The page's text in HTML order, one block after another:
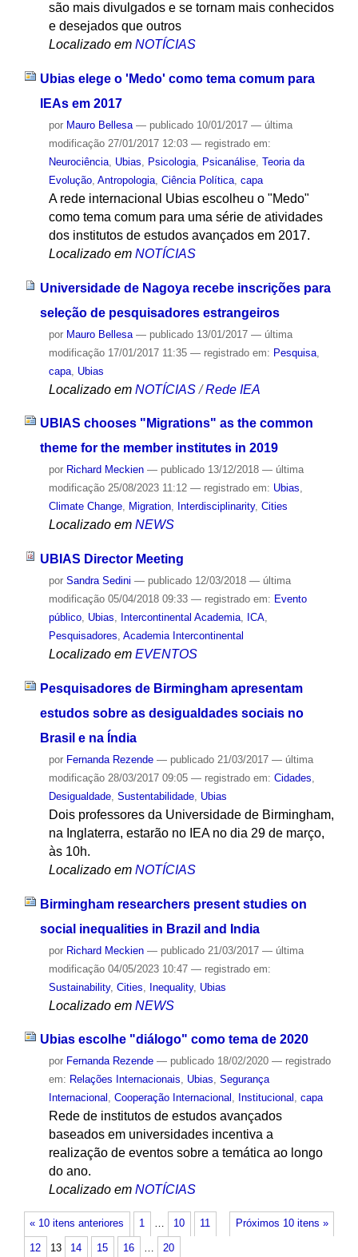
são mais divulgados e se tornam mais conhecidos
e desejados que outros
Localizado em NOTÍCIAS
Ubias elege o 'Medo' como tema comum para
IEAs em 2017
por Mauro Bellesa — publicado10/01/2017 — última
modificação27/01/2017 12:03 — registrado em:
Neurociência, Ubias, Psicologia, Psicanálise, Teoria da
Evolução, Antropologia, Ciência Política, capa
A rede internacional Ubias escolheu o "Medo"
como tema comum para uma série de atividades
dos institutos de estudos avançados em 2017.
Localizado em NOTÍCIAS
Universidade de Nagoya recebe inscrições para
seleção de pesquisadores estrangeiros
por Mauro Bellesa — publicado13/01/2017 — última
modificação17/01/2017 11:35 — registrado em: Pesquisa,
capa, Ubias
Localizado em NOTÍCIAS /Rede IEA
UBIAS chooses "Migrations" as the common
theme for the member institutes in 2019
por Richard Meckien — publicado13/12/2018 — última
modificação25/08/2023 11:12 — registrado em: Ubias,
Climate Change, Migration, Interdisciplinarity, Cities
Localizado em NEWS
UBIAS Director Meeting
por Sandra Sedini — publicado12/03/2018 — última
modificação05/04/2018 09:33 — registrado em: Evento
público, Ubias, Intercontinental Academia, ICA,
Pesquisadores, Academia Intercontinental
Localizado em EVENTOS
Pesquisadores de Birmingham apresentam
estudos sobre as desigualdades sociais no
Brasil e na Índia
por Fernanda Rezende — publicado21/03/2017 — última
modificação28/03/2017 09:05 — registrado em: Cidades
Desigualdade, Sustentabilidade, Ubias
Dois professores da Universidade de Birmingham,
na Inglaterra, estarão no IEA no dia 29 de março,
às 10h.
Localizado em NOTÍCIAS
Birmingham researchers present studies on
social inequalities in Brazil and India
por Richard Meckien — publicado21/03/2017 — última
modificação04/05/2023 10:47 — registrado em:
Sustainability, Cities Inequality, Ubias
Localizado em NEWS
Ubias escolhe "diálogo" como tema de 2020
por Fernanda Rezende — publicado18/02/2020 — registrado
em: Relações Internacionais, Ubias, Segurança
Internacional , Cooperação Internacional , Institucional , capa
Rede de institutos de estudos avançados
baseados em universidades incentiva a
realização de eventos sobre a temática ao longo
do ano.
Localizado em NOTÍCIAS
« 10 itens anteriores Próximos 10 itens »
1 … 10 11
12 13 14 15 16 … 20